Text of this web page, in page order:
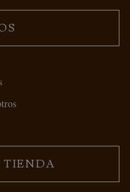
TIENDA